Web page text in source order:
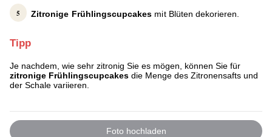
Zitronige Frühlingscupcakes mit Blüten dekorieren.
Tipp
Je nachdem, wie sehr zitronig Sie es mögen, können Sie für
zitronige Frühlingscupcakes die Menge des Zitronensafts und
der Schale variieren.
Foto hochladen